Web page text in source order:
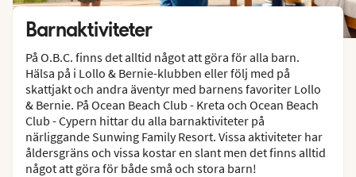
Barnaktiviteter
På O.B.C. finns det alltid något att göra för alla barn.
Hälsa på i Lollo & Bernie-klubben eller följ med på
skattjakt och andra äventyr med barnens favoriter Lollo
& Bernie. På Ocean Beach Club - Kreta och Ocean Beach
Club - Cypern hittar du alla barnaktiviteter på
närliggande Sunwing Family Resort. Vissa aktiviteter har
åldersgräns och vissa kostar en slant men det finns alltid
något att göra för både små och stora barn!